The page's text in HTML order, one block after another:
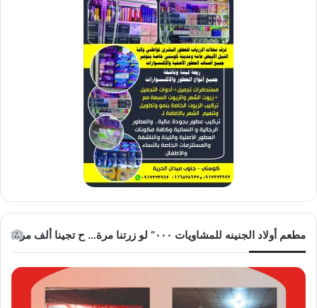
مطعم أولاد الجنينه للمشاويات ٠٠٠” لو زرتنا مرة… ح تجينا ألف مرة